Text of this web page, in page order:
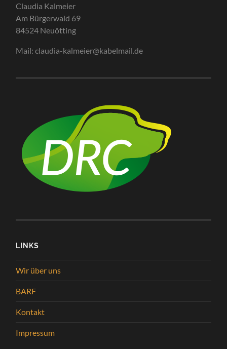
Claudia Kalmeier
Am Bürgerwald 69
84524 Neuötting
Mail: claudia-kalmeier@kabelmail.de
LINKS
Wir über uns
BARF
Kontakt
Impressum